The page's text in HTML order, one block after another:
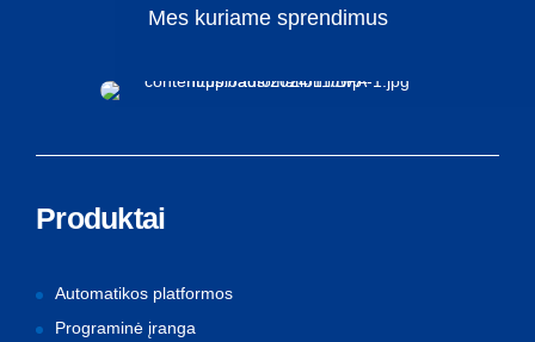
Mes kuriame sprendimus
Produktai
Automatikos platformos
Programinė įranga